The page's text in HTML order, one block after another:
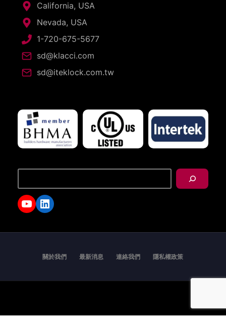
California, USA
Nevada, USA
1-720-675-5677
sd@klacci.com
sd@iteklock.com.tw
YouTube
LinkedIn
關於我們 最新消息 連絡我們 隱私權政策